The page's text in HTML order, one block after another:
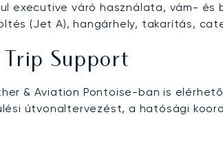
executive váró használata, vám-
(Jet A), hangárhely, takarítás,
Trip Support
& Aviation Pontoise-ban is
útvonaltervezést, a hatósági